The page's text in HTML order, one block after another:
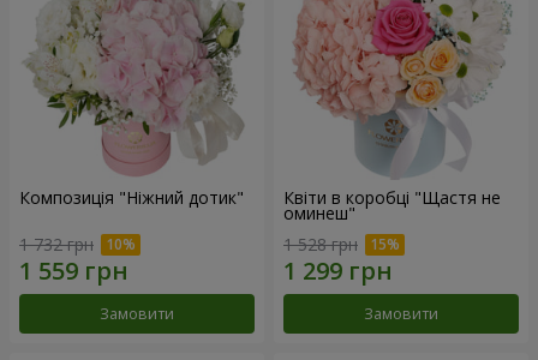
Композиція "Ніжний дотик"
1 732 грн
Замовити
Квіти в коробці "Щастя не
оминеш"
1 528 грн
Замовити